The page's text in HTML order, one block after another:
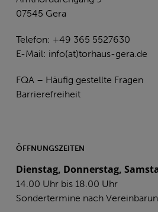
07545 Gera
Telefon: +49 365 5527630
E-Mail: info(at)torhaus-gera.de
FQA – Häufig gestellte Fragen
Barrierefreiheit
ÖFFNUNGSZEITEN
Dienstag, Donnerstag,
14.00 Uhr bis 18.00 Uhr
Sondertermine nach